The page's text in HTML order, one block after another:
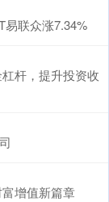
易联众涨7.34%
杆，提升投资收
增值新篇章